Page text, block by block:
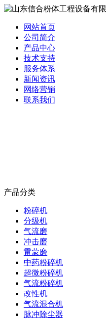
网站首页
公司简介
产品中心
技术支持
服务体系
新闻资讯
网络营销
联系我们
产品分类
粉碎机
分级机
气流磨
冲击磨
雷蒙磨
中药粉碎机
超微粉碎机
气流粉碎机
改性机
气流混合机
脉冲除尘器